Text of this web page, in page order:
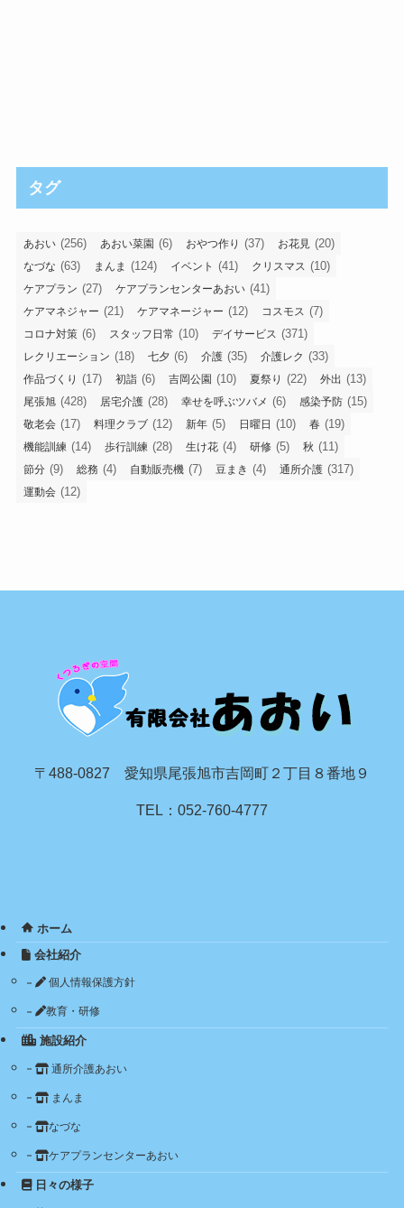
タグ
あおい (256) あおい菜園 (6) おやつ作り (37) お花見 (20)
なづな (63) まんま (124) イベント (41) クリスマス (10)
ケアプラン (27) ケアプランセンターあおい (41)
ケアマネジャー (21) ケアマネージャー (12) コスモス (7)
コロナ対策 (6) スタッフ日常 (10) デイサービス (371)
レクリエーション (18) 七夕 (6) 介護 (35) 介護レク (33)
作品づくり (17) 初詣 (6) 吉岡公園 (10) 夏祭り (22) 外出 (13)
尾張旭 (428) 居宅介護 (28) 幸せを呼ぶツバメ (6) 感染予防 (15)
敬老会 (17) 料理クラブ (12) 新年 (5) 日曜日 (10) 春 (19)
機能訓練 (14) 歩行訓練 (28) 生け花 (4) 研修 (5) 秋 (11)
節分 (9) 総務 (4) 自動販売機 (7) 豆まき (4) 通所介護 (317)
運動会 (12)
〒488-0827 愛知県尾張旭市吉岡町２丁目８番地９
TEL：052-760-4777
ホーム
会社紹介
個人情報保護方針
教育・研修
施設紹介
通所介護あおい
まんま
なづな
ケアプランセンターあおい
日々の様子